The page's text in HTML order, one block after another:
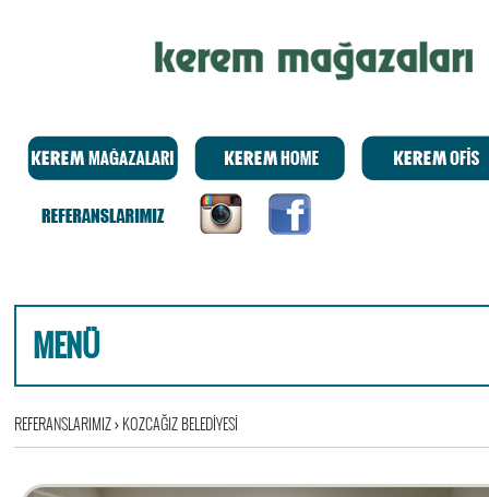
MENÜ
REFERANSLARIMIZ›KOZCAĞIZ BELEDİYESİ